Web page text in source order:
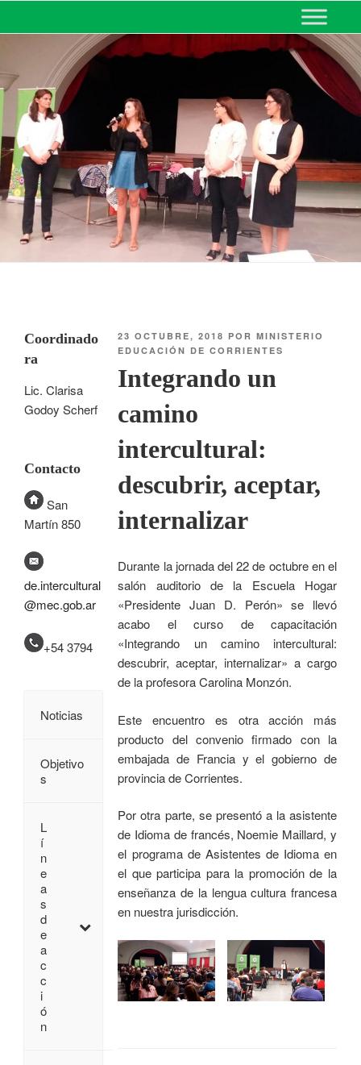
MINISTERIO DE EDUCACIÓN
DE CORRIENTES
23 OCTUBRE, 2018 PORMINISTERIO
EDUCACIÓN DE CORRIENTES
Integrando un
camino
intercultural:
descubrir, aceptar,
internalizar
Durante la jornada del 22 de octubre en el
salón auditorio de la Escuela Hogar
«Presidente Juan D. Perón» se llevó
acabo el curso de capacitación
«Integrando un camino intercultural:
descubrir, aceptar, internalizar» a cargo
de la profesora Carolina Monzón.
Este encuentro es otra acción más
producto del convenio firmado con la
embajada de Francia y el gobierno de
provincia de Corrientes.
Por otra parte, se presentó a la asistente
de Idioma de francés, Noemie Maillard, y
el programa de Asistentes de Idioma en
el que participa para la promoción de la
enseñanza de la lengua cultura francesa
en nuestra jurisdicción.
Coordinado
ra
Lic. Clarisa
Godoy Scherf
Contacto
San
Martín 850
de.intercultural
@mec.gob.ar
+54 3794
Noticias
Objetivo
s
L
í
n
e
a
s
d
e
a
c
c
i
ó
n